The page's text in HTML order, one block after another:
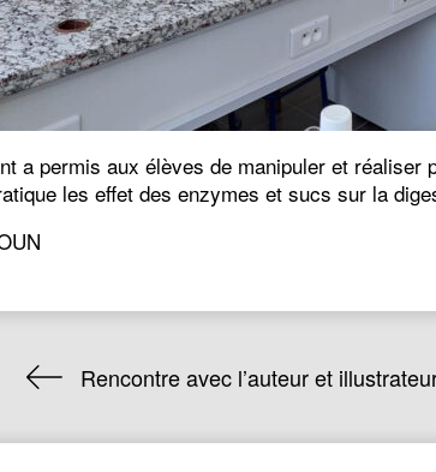
a permis aux élèves de manipuler et réaliser
les effet des enzymes et sucs sur la
Rencontre avec l’auteur et